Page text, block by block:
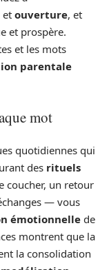
et ouverture, et
et prospère.
et les mots
parentale
mot
quotidiennes qui
des rituels
coucher, un retour
— vous
émotionnelle de
montrent que la
la consolidation